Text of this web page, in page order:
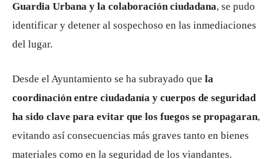
Guardia Urbana y la colaboración ciudadana, se pudo
identificar y detener al sospechoso en las inmediaciones
del lugar.
Desde el Ayuntamiento se ha subrayado que la
coordinación entre ciudadanía y cuerpos de seguridad
ha sido clave para evitar que los fuegos se propagaran,
evitando así consecuencias más graves tanto en bienes
materiales como en la seguridad de los viandantes.